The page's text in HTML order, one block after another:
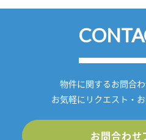
物件に関するお問合わ
お気軽にリクエスト・
お問合わせ